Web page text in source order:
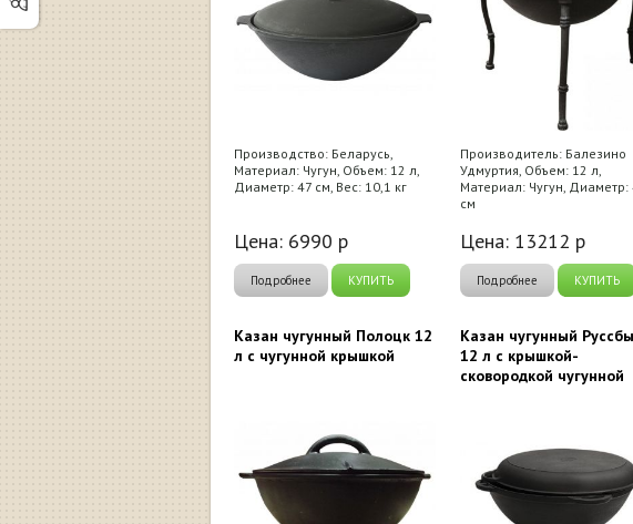
Производство: Беларусь,
Материал: Чугун, Объем: 12 л,
Диаметр: 47 см, Вес: 10,1 кг
Цена: 6990 р
Подробнее КУПИТЬ
Производитель: Балезино
Удмуртия, Объем: 12 л,
Материал: Чугун, Диаметр:
см
Цена: 13212 р
Подробнее КУПИТЬ
Казан чугунный Полоцк 12
л с чугунной крышкой
Казан чугунный
12 л с крышкой-
сковородкой чугунной